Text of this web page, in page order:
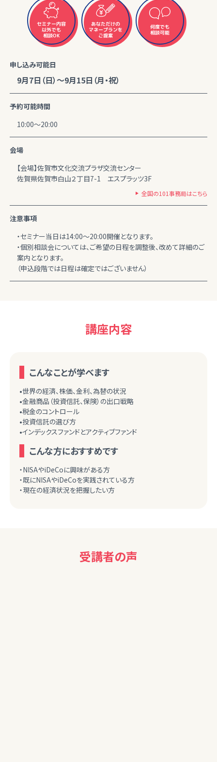
セミナー内容
以外でも
相談OK
あなただけの
マネープランを
ご提案
何度でも
相談可能
申し込み可能日
9月7日（日）～9月15日（月・祝）
予約可能時間
10:00～20:00
会場
【会場】佐賀市文化交流プラザ交流センター
佐賀県佐賀市白山２丁目7-1 エスプラッツ3F
全国の101事務局はこちら
注意事項
・セミナー当日は14:00～20:00開催となります。
・個別相談会については、ご希望の日程を調整後、改めて詳細のご
案内となります。
（申込段階では日程は確定ではございません）
講座内容
こんなことが学べます
•世界の経済、株価、金利、為替の状況
•金融商品（投資信託、保険）の出口戦略
•税金のコントロール
•投資信託の選び方
•インデックスファンドとアクティブファンド
こんな方におすすめです
・NISAやiDeCoに興味がある方
・既にNISAやiDeCoを実践されている方
・現在の経済状況を把握したい方
受講者の声